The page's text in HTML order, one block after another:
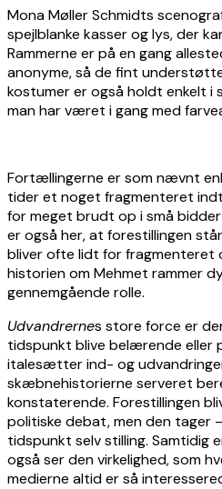
Mona Møller Schmidts
spejlblanke kasser og lys, der
Rammerne er på en gang
anonyme, så de fint
kostumer er også holdt enkelt i
man har været i gang med
Fortællingerne er som nævnt
tider et noget fragmenteret
for meget brudt op i små
er også her, at forestillingen
bliver ofte lidt for fragmenteret
historien om Mehmet rammer
gennemgående rolle.
Udvandrernes store force er
tidspunkt blive belærende eller
italesætter ind- og
skæbnehistorierne serveret
konstaterende. Forestillingen
politiske debat, men den tager
tidspunkt selv stilling. Samtidig
også ser den virkelighed, som
medierne altid er så